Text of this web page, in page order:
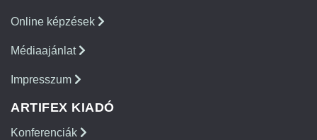
Online képzések
Médiaajánlat
Impresszum
ARTIFEX KIADÓ
Konferenciák